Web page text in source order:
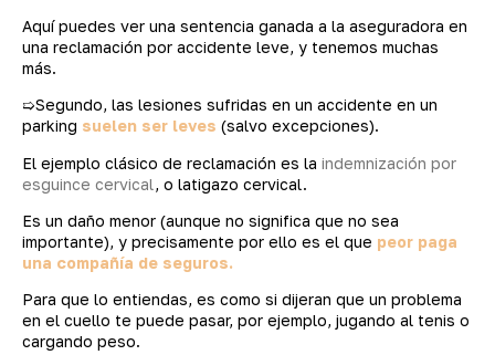
Aquí puedes ver una sentencia ganada a la aseguradora en
una reclamación por accidente leve, y tenemos muchas
más.
➯Segundo, las lesiones sufridas en un accidente en un
parking suelen ser leves (salvo excepciones).
El ejemplo clásico de reclamación es la indemnización por
esguince cervical, o latigazo cervical.
Es un daño menor (aunque no significa que no sea
importante), y precisamente por ello es el que peor paga
una compañía de seguros.
Para que lo entiendas, es como si dijeran que un problema
en el cuello te puede pasar, por ejemplo, jugando al tenis o
cargando peso.